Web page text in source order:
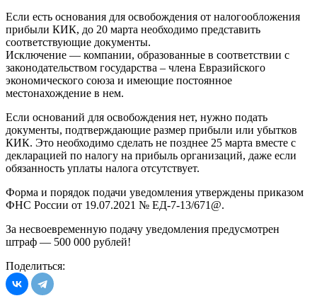
Если есть основания для освобождения от налогообложения
прибыли КИК, до 20 марта необходимо представить
соответствующие документы.
Исключение — компании, образованные в соответствии с
законодательством государства – члена Евразийского
экономического союза и имеющие постоянное
местонахождение в нем.
Если оснований для освобождения нет, нужно подать
документы, подтверждающие размер прибыли или убытков
КИК. Это необходимо сделать не позднее 25 марта вместе с
декларацией по налогу на прибыль организаций, даже если
обязанность уплаты налога отсутствует.
Форма и порядок подачи уведомления утверждены приказом
ФНС России от 19.07.2021 № ЕД-7-13/671@.
За несвоевременную подачу уведомления предусмотрен
штраф — 500 000 рублей!
Поделиться: